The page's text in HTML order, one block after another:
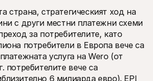
страна, стратегическият ход на
с други местни платежни схеми
за потребителите, като
потребители в Европа вече са
услуга на Wero (от
потребителите вече са
6 милиарда евро). EPI